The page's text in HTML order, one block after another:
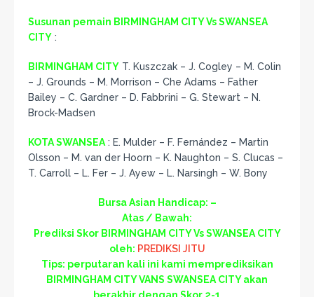
Susunan pemain BIRMINGHAM CITY Vs SWANSEA
CITY :
BIRMINGHAM CITY T. Kuszczak – J. Cogley – M. Colin
– J. Grounds – M. Morrison – Che Adams – Father
Bailey – C. Gardner – D. Fabbrini – G. Stewart – N.
Brock-Madsen
KOTA SWANSEA : E. Mulder – F. Fernández – Martin
Olsson – M. van der Hoorn – K. Naughton – S. Clucas –
T. Carroll – L. Fer – J. Ayew – L. Narsingh – W. Bony
Bursa Asian Handicap: –
Atas / Bawah:
Prediksi Skor BIRMINGHAM CITY Vs SWANSEA CITY
oleh: PREDIKSI JITU
Tips: perputaran kali ini kami memprediksikan
BIRMINGHAM CITY VANS SWANSEA CITY akan
berakhir dengan Skor 2-1